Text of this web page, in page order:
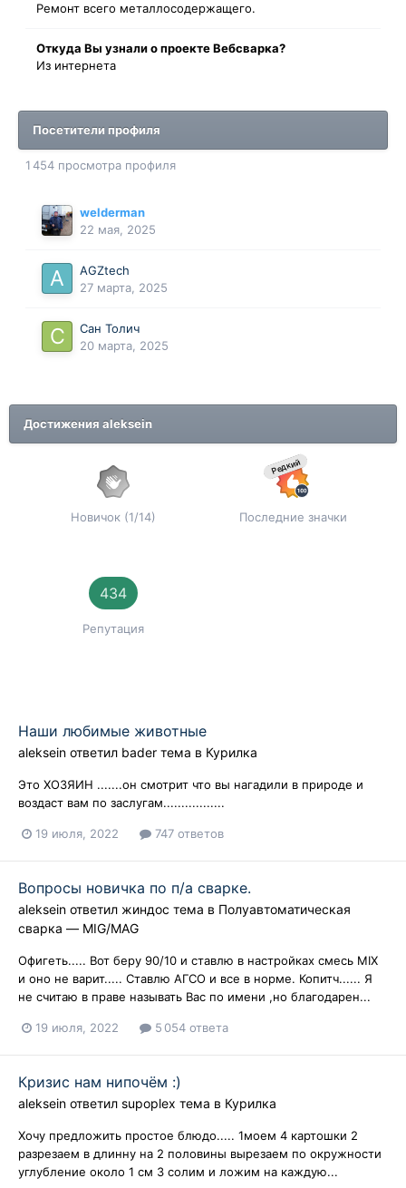
Ремонт всего металлосодержащего.
Oткyдa Вы узнaли o проекте Вебсварка?
Из интернета
Посетители профиля
1 454 просмотра профиля
welderman
22 мая, 2025
AGZtech
27 марта, 2025
Сан Толич
20 марта, 2025
Достижения aleksein
Новичок (1/14)
Редкий
Последние значки
434
Репутация
Наши любимые животные
aleksein ответил bader тема в Курилка
Это ХОЗЯИН .......он смотрит что вы нагадили в природе и
воздаст вам по заслугам.................
19 июля, 2022 747 ответов
Вопросы новичка по п/а сварке.
aleksein ответил жиндос тема в Полуавтоматическая
сварка — MIG/MAG
Офигеть..... Вот беру 90/10 и ставлю в настройках смесь MIX
и оно не варит..... Ставлю АГСО и все в норме. Копитч...... Я
не считаю в праве называть Вас по имени ,но благодарен...
19 июля, 2022 5 054 ответа
Кризис нам нипочём :)
aleksein ответил supoplex тема в Курилка
Хочу предложить простое блюдо..... 1моем 4 картошки 2
разрезаем в длинну на 2 половины вырезаем по окружности
углубление около 1 см 3 солим и ложим на каждую...